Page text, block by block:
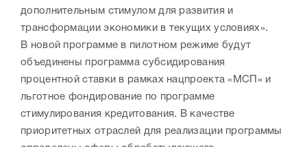
дополнительным стимулом для развития и
трансформации экономики в текущих условиях».
В новой программе в пилотном режиме будут
объединены программа субсидирования
процентной ставки в рамках нацпроекта «МСП» и
льготное фондирование по программе
стимулирования кредитования. В качестве
приоритетных отраслей для реализации программы